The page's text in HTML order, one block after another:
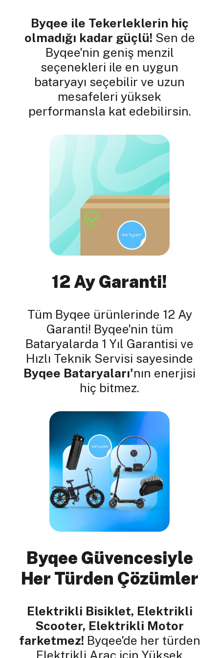
Byqee ile Tekerleklerin hiç
olmadığı kadar güçlü! Sen de
Byqee'nin geniş menzil
seçenekleri ile en uygun
bataryayı seçebilir ve uzun
mesafeleri yüksek
performansla kat edebilirsin.
12 Ay Garanti!
Tüm Byqee ürünlerinde 12 Ay
Garanti! Byqee'nin tüm
Bataryalarda 1 Yıl Garantisi ve
Hızlı Teknik Servisi sayesinde
Byqee Bataryaları'nın enerjisi
hiç bitmez.
Byqee Güvencesiyle
Her Türden Çözümler
Elektrikli Bisiklet, Elektrikli
Scooter, Elektrikli Motor
farketmez! Byqee'de her türden